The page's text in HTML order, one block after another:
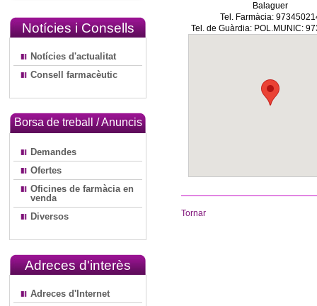
Notícies i Consells
Notícies d'actualitat
Consell farmacèutic
Borsa de treball / Anuncis
Demandes
Ofertes
Oficines de farmàcia en
venda
Diversos
Adreces d'interès
Adreces d'Internet
Balaguer
Tel. Farmàcia:
Tel. de Guàrdia: POL.MUNIC:
Tornar